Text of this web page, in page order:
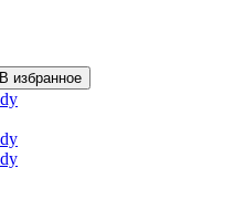
В избранное